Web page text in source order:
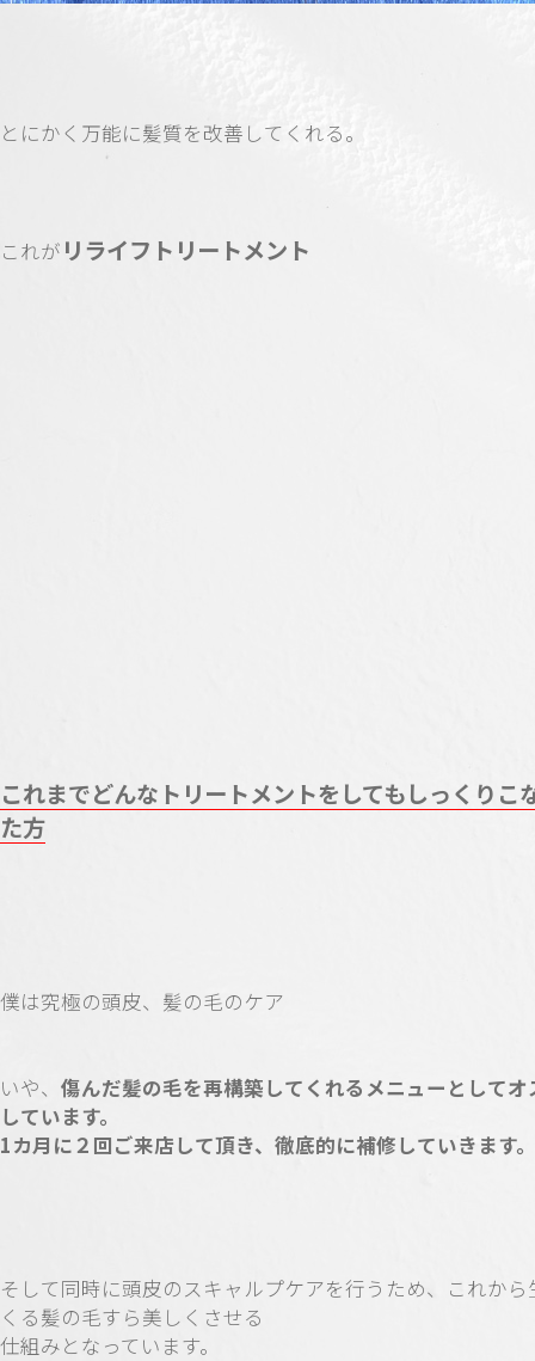
とにかく万能に髪質を改善してくれる。
これが リライフトリートメント
これまでどんなトリートメントをしてもしっくりこ
た方
僕は究極の頭皮、髪の毛のケア
いや、 傷んだ髪の毛を再構築してくれるメニューとしてオ
しています。
1カ月に２回ご来店して頂き、徹底的に補修していきます。
そして同時に頭皮のスキャルプケアを行うため、これから
くる髪の毛すら美しくさせる
仕組みとなっています。